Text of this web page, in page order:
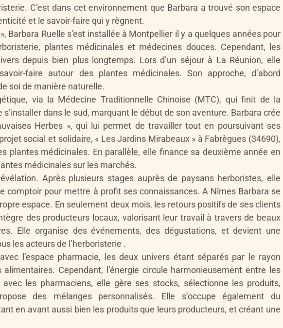
C’est dans cet environnement que Barbara a trouvé son espace
et le savoir-faire qui y règnent.
Barbara Ruelle s’est installée à Montpellier il y a quelques années pour
plantes médicinales et médecines douces. Cependant, les
depuis bien plus longtemps. Lors d’un séjour à La Réunion, elle
faire autour des plantes médicinales. Son approche, d’abord
soi de manière naturelle.
via la Médecine Traditionnelle Chinoise (MTC), qui finit de la
dans le sud, marquant le début de son aventure. Barbara crée
Herbes », qui lui permet de travailler tout en poursuivant ses
social et solidaire, « Les Jardins Mirabeaux » à Fabrègues (34690),
plantes médicinales. En parallèle, elle finance sa deuxième année en
médicinales sur les marchés.
Après plusieurs stages auprès de paysans herboristes, elle
comptoir pour mettre à profit ses connaissances. A Nîmes Barbara se
espace. En seulement deux mois, les retours positifs de ses clients
des producteurs locaux, valorisant leur travail à travers de beaux
Elle organise des événements, des dégustations, et devient une
les acteurs de l’herboristerie .
l’espace pharmacie, les deux univers étant séparés par le rayon
Cependant, l’énergie circule harmonieusement entre les
les pharmaciens, elle gère ses stocks, sélectionne les produits,
des mélanges personnalisés. Elle s’occupe également du
en avant aussi bien les produits que leurs producteurs, et créant une